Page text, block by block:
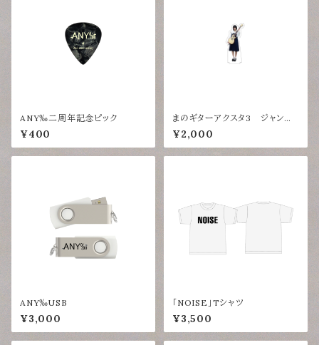
ANY‰二周年記念ピック
¥400
まのギターアクスタ3 ジャンスカ
衣装
¥2,000
ANY‰USB
¥3,000
「NOISE」Tシャツ
¥3,500